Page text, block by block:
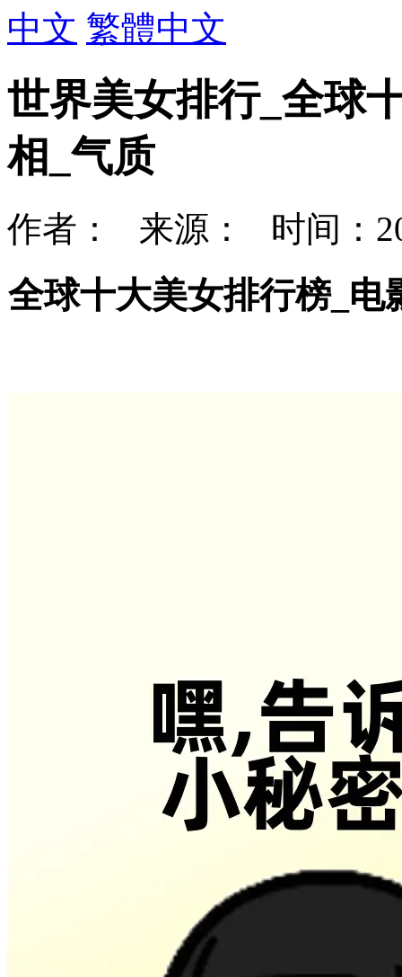
中文 繁體中文
世界美女排行_全球
相_气质
作者： 来源： 时间：
全球十大美女排行榜_电